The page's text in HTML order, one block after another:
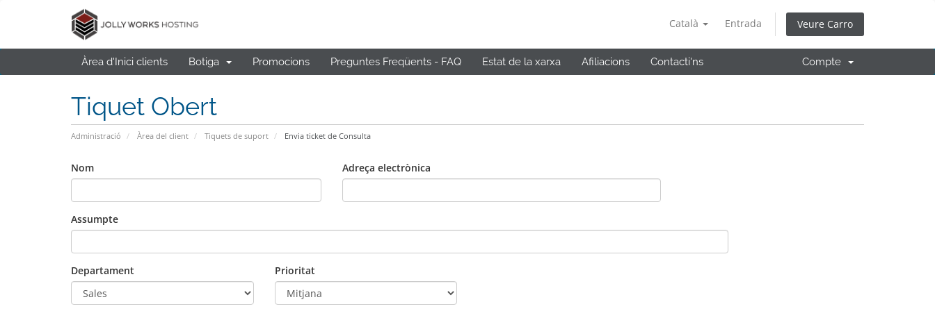
Català Entrada Veure Carro
Àrea d'Inici clients Botiga Promocions Preguntes Freqüents - FAQ Estat de la xarxa Afiliacions Contacti'ns Compte
Tiquet Obert
Administració Àrea del client Tiquets de suport Envia ticket de Consulta
Nom Adreça electrònica
Assumpte
Departament Prioritat